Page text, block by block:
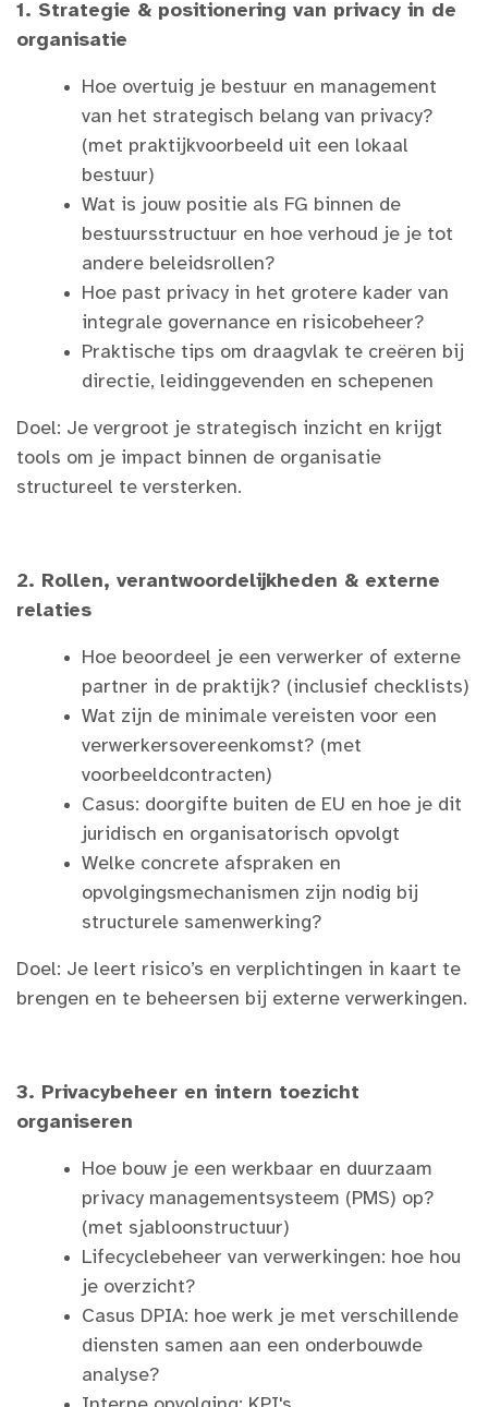
1. Strategie & positionering van privacy in de
organisatie
Hoe overtuig je bestuur en management
van het strategisch belang van privacy?
(met praktijkvoorbeeld uit een lokaal
bestuur)
Wat is jouw positie als FG binnen de
bestuursstructuur en hoe verhoud je je tot
andere beleidsrollen?
Hoe past privacy in het grotere kader van
integrale governance en risicobeheer?
Praktische tips om draagvlak te creëren bij
directie, leidinggevenden en schepenen
Doel: Je vergroot je strategisch inzicht en krijgt
tools om je impact binnen de organisatie
structureel te versterken.
2. Rollen, verantwoordelijkheden & externe
relaties
Hoe beoordeel je een verwerker of externe
partner in de praktijk? (inclusief checklists)
Wat zijn de minimale vereisten voor een
verwerkersovereenkomst? (met
voorbeeldcontracten)
Casus: doorgifte buiten de EU en hoe je dit
juridisch en organisatorisch opvolgt
Welke concrete afspraken en
opvolgingsmechanismen zijn nodig bij
structurele samenwerking?
Doel: Je leert risico’s en verplichtingen in kaart te
brengen en te beheersen bij externe verwerkingen.
3. Privacybeheer en intern toezicht
organiseren
Hoe bouw je een werkbaar en duurzaam
privacy managementsysteem (PMS) op?
(met sjabloonstructuur)
Lifecyclebeheer van verwerkingen: hoe hou
je overzicht?
Casus DPIA: hoe werk je met verschillende
diensten samen aan een onderbouwde
analyse?